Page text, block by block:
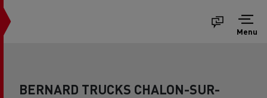
Menu
BERNARD TRUCKS CHALON-SUR-